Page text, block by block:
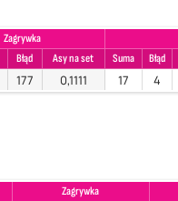
Zagrywka
Błąd Asy na set Suma Błąd
177 0,1111 17 4
Zagrywka